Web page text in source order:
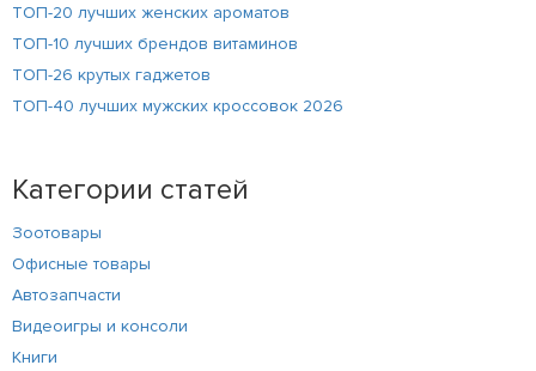
ТОП-20 лучших женских ароматов
ТОП-10 лучших брендов витаминов
ТОП-26 крутых гаджетов
ТОП-40 лучших мужских кроссовок 2026
Категории статей
Зоотовары
Офисные товары
Автозапчасти
Видеоигры и консоли
Книги